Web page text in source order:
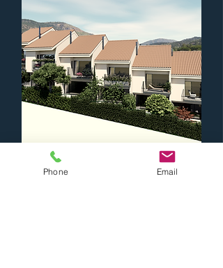
ROBLEDO DE CHAVELA
Phone Email